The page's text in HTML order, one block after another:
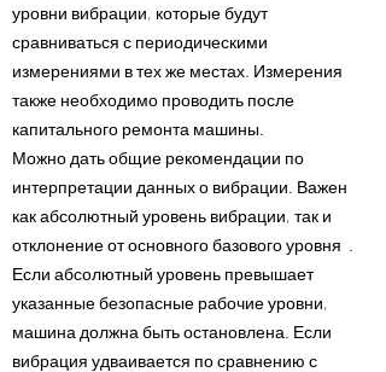
уровни вибрации, которые будут
сравниваться с периодическими
измерениями в тех же местах. Измерения
также необходимо проводить после
капитального ремонта машины.
Можно дать общие рекомендации по
интерпретации данных о вибрации. Важен
как абсолютный уровень вибрации, так и
отклонение от основного базового уровня .
Если абсолютный уровень превышает
указанные безопасные рабочие уровни,
машина должна быть остановлена. Если
вибрация удваивается по сравнению с